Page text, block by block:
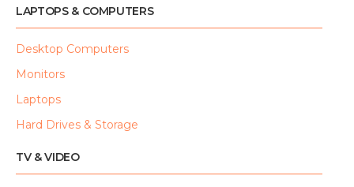
LAPTOPS & COMPUTERS
Desktop Computers
Monitors
Laptops
Hard Drives & Storage
TV & VIDEO